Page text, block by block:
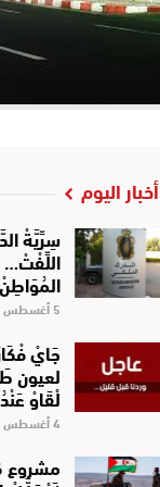
أخبار اليوم
سِرِّيَّةْ
5 أغسطس 2026
جَايْ
لعيون
لْقَاوْ
4 أغسطس 2026
مشروع